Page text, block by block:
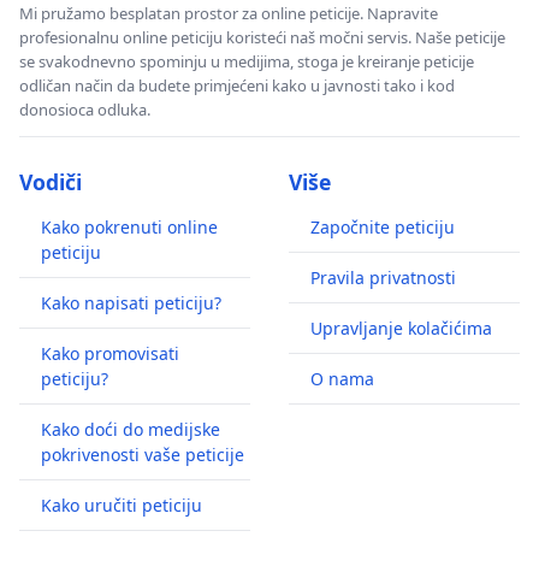
Mi pružamo besplatan prostor za online peticije. Napravite
profesionalnu online peticiju koristeći naš močni servis. Naše peticije
se svakodnevno spominju u medijima, stoga je kreiranje peticije
odličan način da budete primjećeni kako u javnosti tako i kod
donosioca odluka.
Vodiči
Kako pokrenuti online
peticiju
Kako napisati peticiju?
Kako promovisati
peticiju?
Kako doći do medijske
pokrivenosti vaše peticije
Kako uručiti peticiju
Više
Započnite peticiju
Pravila privatnosti
Upravljanje kolačićima
O nama